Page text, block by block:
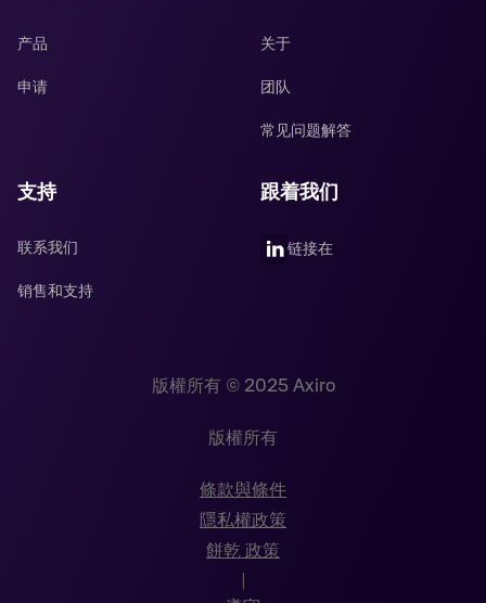
产品
申请
关于
团队
常见问题解答
支持
联系我们
销售和支持
跟着我们
链接在
版權所有 © 2025 Axiro
版權所有
條款與條件
隱私權政策
餅乾 政策